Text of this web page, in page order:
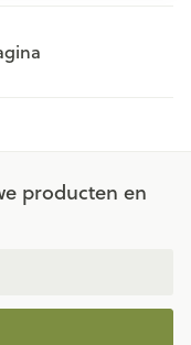
producten en